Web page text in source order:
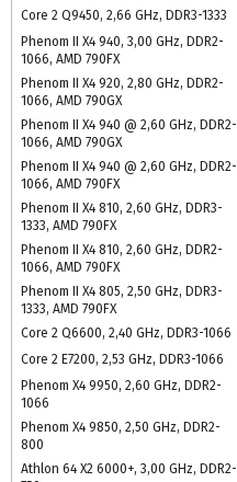
Core 2 Q9450, 2,66 GHz, DDR3-1333
Phenom II X4 940, 3,00 GHz, DDR2-
1066, AMD 790FX
Phenom II X4 920, 2,80 GHz, DDR2-
1066, AMD 790GX
Phenom II X4 940 @ 2,60 GHz, DDR2-
1066, AMD 790GX
Phenom II X4 940 @ 2,60 GHz, DDR2-
1066, AMD 790FX
Phenom II X4 810, 2,60 GHz, DDR3-
1333, AMD 790FX
Phenom II X4 810, 2,60 GHz, DDR2-
1066, AMD 790FX
Phenom II X4 805, 2,50 GHz, DDR3-
1333, AMD 790FX
Core 2 Q6600, 2,40 GHz, DDR3-1066
Core 2 E7200, 2,53 GHz, DDR3-1066
Phenom X4 9950, 2,60 GHz, DDR2-
1066
Phenom X4 9850, 2,50 GHz, DDR2-
800
Athlon 64 X2 6000+, 3,00 GHz, DDR2-